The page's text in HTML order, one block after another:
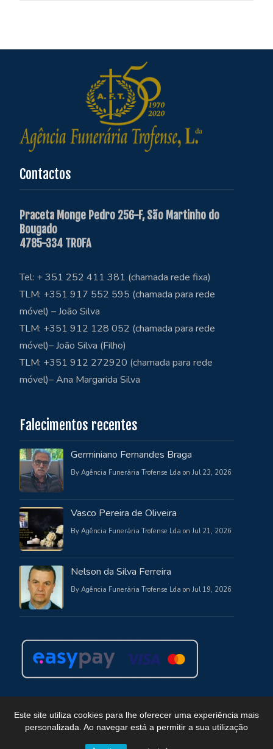
Este site utiliza cookies para lhe oferecer uma experiência mais
personalizada. Ao navegar está a permitir a sua utilização
Contactos
Praceta Monge Pedro 256-F, São Martinho do
Bougado
4785-334 TROFA
Tel: + 351 252 411 381 (chamada rede fixa)
TLM: +351 917 552 595 (chamada para rede
móvel) – João Silva
TLM: +351 912 128 052 (chamada para rede
móvel)– João Silva (Filho)
TLM: +351 912 272920 (chamada para rede
móvel)– Ana Margarida Silva
Falecimentos recentes
Germiniano Fernandes Braga
By Agência Funerária Trofense Lda on Jul 23, 2026
Vasco Pereira de Oliveira
By Agência Funerária Trofense Lda on Jul 21, 2026
Nelson da Silva Ferreira
By Agência Funerária Trofense Lda on Jul 19, 2026
Copyright © Funerária Trofense
Powered by WordPress, Theme i-max by TemplatesNext.